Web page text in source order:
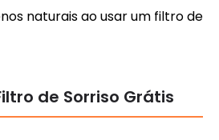
naturais ao usar um filtro de
de Sorriso Grátis